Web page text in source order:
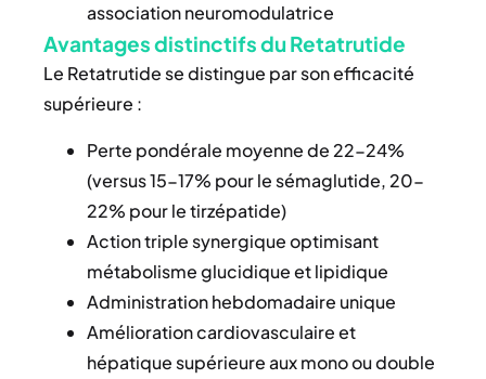
association neuromodulatrice
Avantages distinctifs du Retatrutide
Le Retatrutide se distingue par son efficacité
supérieure :
Perte pondérale moyenne de 22-24%
(versus 15-17% pour le sémaglutide, 20-
22% pour le tirzépatide)
Action triple synergique optimisant
métabolisme glucidique et lipidique
Administration hebdomadaire unique
Amélioration cardiovasculaire et
hépatique supérieure aux mono ou double